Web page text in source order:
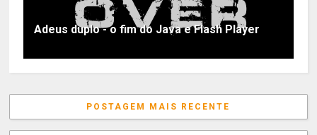
Adeus duplo - o fim do Java e Flash Player
POSTAGEM MAIS RECENTE